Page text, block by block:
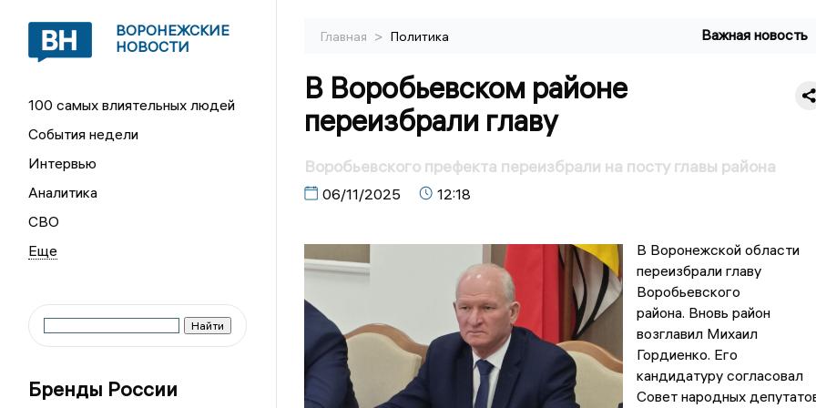
ВОРОНЕЖСКИЕ
НОВОСТИ
100 самых влиятельных людей
События недели
Интервью
Аналитика
СВО
Бренды России
Главная > Политика Важная новость
В Воробьевском районе
переизбрали главу
Воробьевского префекта переизбрали на посту главы района
06/11/2025 12:18
В Воронежской области
переизбрали главу
Воробьевского
района. Вновь район
возглавил Михаил
Гордиенко. Его
кандидатуру согласовал
Совет народных